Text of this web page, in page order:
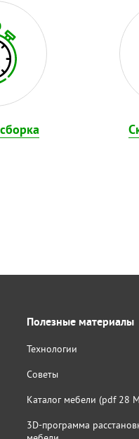
Полезные материалы
Технологии
Советы
Каталог мебели (pdf 28
3D-программа